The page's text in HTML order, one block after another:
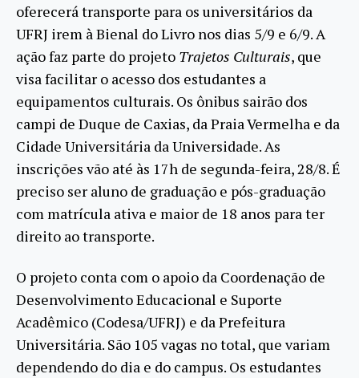
oferecerá transporte para os universitários da
UFRJ irem à Bienal do Livro nos dias 5/9 e 6/9. A
ação faz parte do projeto Trajetos Culturais, que
visa facilitar o acesso dos estudantes a
equipamentos culturais. Os ônibus sairão dos
campi de Duque de Caxias, da Praia Vermelha e da
Cidade Universitária da Universidade. As
inscrições vão até às 17h de segunda-feira, 28/8. É
preciso ser aluno de graduação e pós-graduação
com matrícula ativa e maior de 18 anos para ter
direito ao transporte.
O projeto conta com o apoio da Coordenação de
Desenvolvimento Educacional e Suporte
Acadêmico (Codesa/UFRJ) e da Prefeitura
Universitária. São 105 vagas no total, que variam
dependendo do dia e do campus. Os estudantes